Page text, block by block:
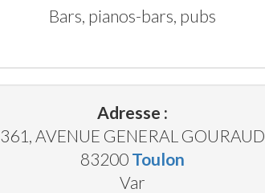
Bars, pianos-bars, pubs
Adresse :
361, AVENUE GENERAL GOURAUD
83200 Toulon
Var